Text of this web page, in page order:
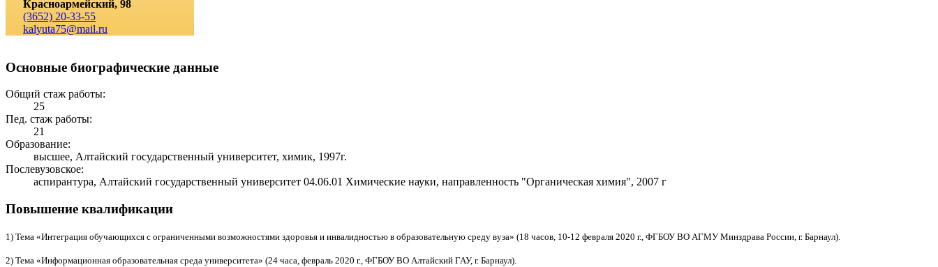
Красноармейский, 98
(3652) 20-33-55
kalyuta75@mail.ru
Основные биографические данные
Общий стаж работы:
25
Пед. стаж работы:
21
Образование:
высшее, Алтайский государственный университет, химик, 1997г.
Послевузовское:
аспирантура, Алтайский государственный университет 04.06.01 Химические науки, направленность "Органическая химия", 2007 г
Повышение квалификации
1) Тема «Интеграция обучающихся с ограниченными возможностями здоровья и инвалидностью в образовательную среду вуза» (18 часов, 10-12 февраля 2020 г., ФГБОУ ВО АГМУ Минздрава России, г. Барнаул).
2) Тема «Информационная образовательная среда университета» (24 часа, февраль 2020 г., ФГБОУ ВО Алтайский ГАУ, г. Барнаул).